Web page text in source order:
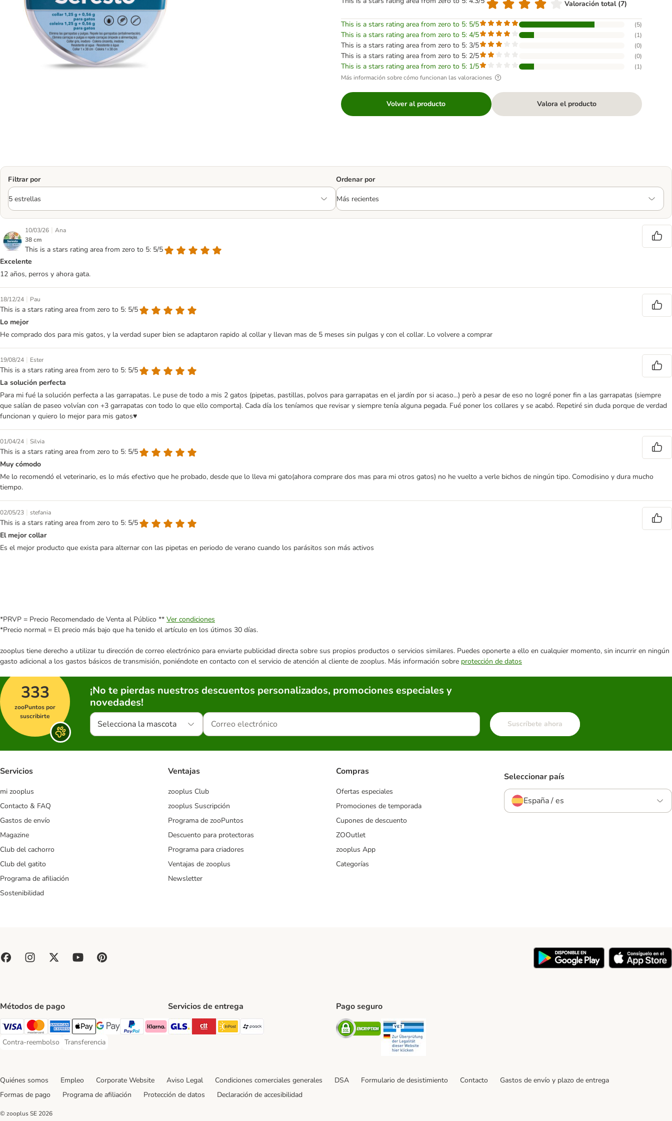
Valoración total (7)
This is a stars rating area from zero to 5: 5/5 (5)
This is a stars rating area from zero to 5: 4/5 (1)
This is a stars rating area from zero to 5: 3/5 (0)
This is a stars rating area from zero to 5: 2/5 (0)
This is a stars rating area from zero to 5: 1/5 (1)
Más información sobre cómo funcionan las valoraciones
Volver al producto Valora el producto
Filtrar por Ordenar por
10/03/26 | Ana
38 cm
This is a stars rating area from zero to 5: 5/5
Excelente
12 años, perros y ahora gata.
18/12/24 | Pau
This is a stars rating area from zero to 5: 5/5
Lo mejor
He comprado dos para mis gatos, y la verdad super bien se adaptaron rapido al collar y llevan mas de 5 meses sin pulgas y con el collar. Lo volvere a comprar
19/08/24 | Ester
This is a stars rating area from zero to 5: 5/5
La solución perfecta
Para mi fué la solución perfecta a las garrapatas. Le puse de todo a mis 2 gatos (pipetas, pastillas, polvos para garrapatas en el jardín por si acaso...) però a pesar de eso no logré poner fin a las garrapatas (siempre
que salían de paseo volvían con +3 garrapatas con todo lo que ello comporta). Cada día los teníamos que revisar y siempre tenía alguna pegada. Fué poner los collares y se acabó. Repetiré sin duda porque de verdad
funcionan y quiero lo mejor para mis gatos♥️
01/04/24 | Silvia
This is a stars rating area from zero to 5: 5/5
Muy cómodo
Me lo recomendó el veterinario, es lo más efectivo que he probado, desde que lo lleva mi gato(ahora comprare dos mas para mi otros gatos) no he vuelto a verle bichos de ningún tipo. Comodisino y dura mucho
tiempo.
02/05/23 | stefania
This is a stars rating area from zero to 5: 5/5
El mejor collar
Es el mejor producto que exista para alternar con las pipetas en periodo de verano cuando los parásitos son más activos
*PRVP = Precio Recomendado de Venta al Público ** Ver condiciones
*Precio normal = El precio más bajo que ha tenido el artículo en los útimos 30 días.
zooplus tiene derecho a utilizar tu dirección de correo electrónico para enviarte publicidad directa sobre sus propios productos o servicios similares. Puedes oponerte a ello en cualquier momento, sin incurrir en ningún
gasto adicional a los gastos básicos de transmisión, poniéndote en contacto con el servicio de atención al cliente de zooplus. Más información sobre protección de datos
333
zooPuntos por
suscribirte
¡No te pierdas nuestros descuentos personalizados, promociones especiales y
novedades!
Selecciona la mascota Suscríbete ahora
Servicios
mi zooplus
Contacto & FAQ
Gastos de envío
Magazine
Club del cachorro
Club del gatito
Programa de afiliación
Sostenibilidad
Ventajas
zooplus Club
zooplus Suscripción
Programa de zooPuntos
Descuento para protectoras
Programa para criadores
Ventajas de zooplus
Newsletter
Compras
Ofertas especiales
Promociones de temporada
Cupones de descuento
ZOOutlet
zooplus App
Categorías
Seleccionar país
España / es
Métodos de pago
Visa Payment Method
Mastercard Payment Method
American Express Payment Method
Apple Pay Payment Method
Google Pay Payment Method
PayPal Payment Method
Klarna Payment Method
Contra-reembolso
Contra-reembolso Payment Method
Transferencia
Transferencia Payment Method
Servicios de entrega
GLS Shipping Method
CTTExpress Shipping Method
InPost Shipping Method
paack Shipping Method
Pago seguro
Security
Quiénes somos Empleo Corporate Website Aviso Legal Condiciones comerciales generales DSA Formulario de desistimiento Contacto
Gastos de envío y plazo de entrega
Formas de pago
Programa de afiliación Protección de datos Declaración de accesibilidad
© zooplus SE 2026